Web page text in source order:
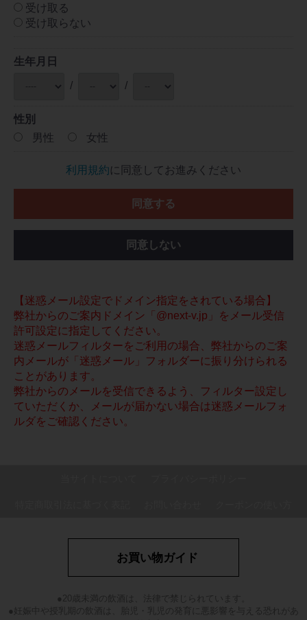
受け取る
受け取らない
生年月日
/ /
性別
男性
女性
利用規約に同意してお進みください
同意する
同意しない
【迷惑メール設定でドメイン指定をされている場合】
弊社からのご案内ドメイン「@next-v.jp」をメール受信
許可設定に指定してください。
迷惑メールフィルターをご利用の場合、弊社からのご案
内メールが「迷惑メール」フォルダーに振り分けられる
ことがあります。
弊社からのメールを受信できるよう、フィルター設定し
ていただくか、メールが届かない場合は迷惑メールフォ
ルダをご確認ください。
お買い物ガイド
●20歳未満の飲酒は、法律で禁じられています。
●妊娠中や授乳期の飲酒は、胎児・乳児の発育に悪影響を与える恐れがあ